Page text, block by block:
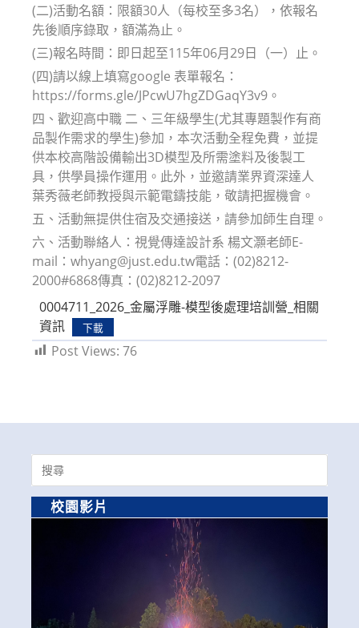
(二)活動名額：限額30人（每校至多3名），依報名
先後順序錄取，額滿為止。
(三)報名時間：即日起至115年06月29日（一）止。
(四)請以線上填寫google 表單報名：
https://forms.gle/JPcwU7hgZDGaqY3v9。
四、歡迎高中職 二、三年級學生(尤其專題製作有商
品製作需求的學生)參加，本次活動全程免費，並提
供本校高階設備輸出3D模型及所需塗料及後製工
具，供學員操作運用。此外，並邀請業界資深達人
葉秀薇老師教授與示範電鑄技能，敬請把握機會。
五、活動無提供住宿及交通接送，請參加師生自理。
六、活動聯絡人：視覺傳達設計系 楊文灝老師E-
mail：whyang@just.edu.tw電話：(02)8212-
2000#6868傳真：(02)8212-2097
0004711_2026_金屬浮雕-模型後處理培訓營_相關
資訊
下載
Post Views: 76
Search
for:
校園影片